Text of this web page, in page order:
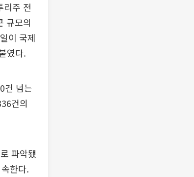
리주 전
규모의
이 국제
였다.
건 넘는
건의
파악됐
한다.